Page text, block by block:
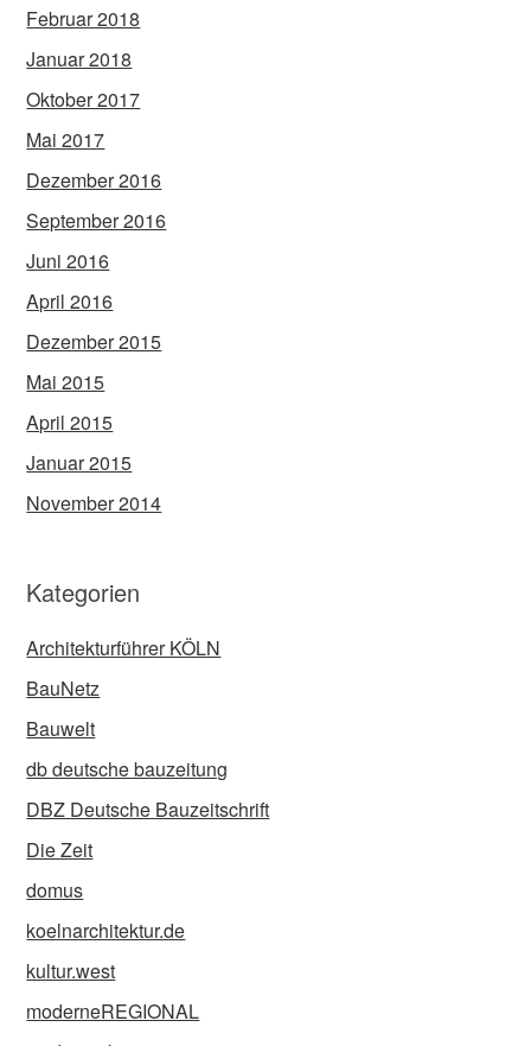
Februar 2018
Januar 2018
Oktober 2017
Mai 2017
Dezember 2016
September 2016
Juni 2016
April 2016
Dezember 2015
Mai 2015
April 2015
Januar 2015
November 2014
Kategorien
Architekturführer KÖLN
BauNetz
Bauwelt
db deutsche bauzeitung
DBZ Deutsche Bauzeitschrift
Die Zeit
domus
koelnarchitektur.de
kultur.west
moderneREGIONAL